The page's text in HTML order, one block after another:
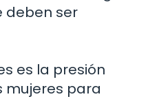
deben ser
es la presión
mujeres para